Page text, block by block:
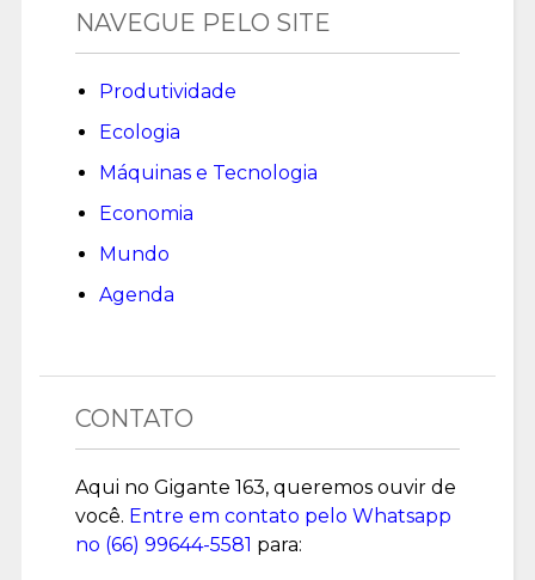
NAVEGUE PELO SITE
Produtividade
Ecologia
Máquinas e Tecnologia
Economia
Mundo
Agenda
CONTATO
Aqui no Gigante 163, queremos ouvir de
você. Entre em contato pelo Whatsapp
no (66) 99644-5581 para: